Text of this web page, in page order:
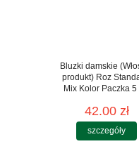
Bluzki damskie
produkt) Roz
Mix Kolor Paczka 5
42.00 zł
szczegóły